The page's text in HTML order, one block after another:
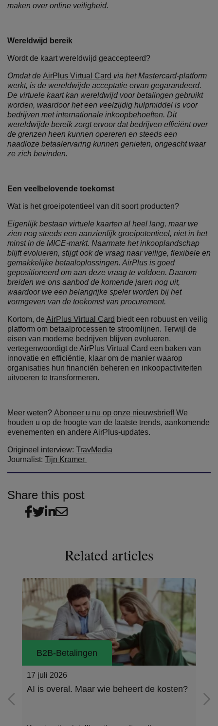
maken over online veiligheid.
Wereldwijd bereik
Wordt de kaart wereldwijd geaccepteerd?
Omdat de AirPlus Virtual Card via het Mastercard-platform
werkt, is de wereldwijde acceptatie ervan gegarandeerd.
De virtuele kaart kan wereldwijd voor betalingen gebruikt
worden, waardoor het een veelzijdig hulpmiddel is voor
bedrijven met internationale inkoopbehoeften. Dit
wereldwijde bereik zorgt ervoor dat bedrijven efficiënt over
de grenzen heen kunnen opereren en steeds een
naadloze betaalervaring kunnen genieten, ongeacht waar
ze zich bevinden.
Een veelbelovende toekomst
Wat is het groeipotentieel van dit soort producten?
Eigenlijk bestaan ​​virtuele kaarten al heel lang, maar we
zien nog steeds een aanzienlijk groeipotentieel, niet in het
minst in de MICE-markt. Naarmate het inkooplandschap
blijft evolueren, stijgt ook de vraag naar veilige, flexibele en
gemakkelijke betaaloplossingen. AirPlus is goed
gepositioneerd om aan deze vraag te voldoen. Daarom
breiden we ons aanbod de komende jaren nog uit,
waardoor we een belangrijke speler worden bij het
vormgeven van de toekomst van procurement.
Kortom, de AirPlus Virtual Card biedt een robuust en veilig
platform om betaalprocessen te stroomlijnen. Terwijl de
eisen van moderne bedrijven blijven evolueren,
vertegenwoordigt de AirPlus Virtual Card een baken van
innovatie en efficiëntie, klaar om de manier waarop
organisaties hun financiën beheren en inkoopactiviteiten
uitvoeren te transformeren.
Meer weten? Aboneer u nu op onze nieuwsbrief! We
houden u op de hoogte van de laatste trends, aankomende
evenementen en andere AirPlus-updates.
Origineel interview: TravMedia
Journalist: Tijn Kramer
Share this post
Related articles
B2B-Betalingen
17 juli 2026
AI is overal. Maar wie beheert de kosten?